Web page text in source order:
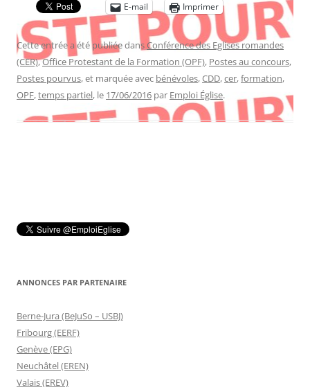
E-mail
Imprimer
Cette entrée a été publiée dansConférence des Eglises romandes
(CER),Office Protestant de la Formation (OPF), Postes au concours,
Postes pourvus, et marquée avec bénévoles,CDD,cer,formation,
OPF,temps partiel, le 17/06/2016 par Emploi Église.
ANNONCES PAR PARTENAIRE
Berne-Jura (BeJuSo – USBJ)
Fribourg (EERF)
Genève (EPG)
Neuchâtel (EREN)
Valais (EREV)